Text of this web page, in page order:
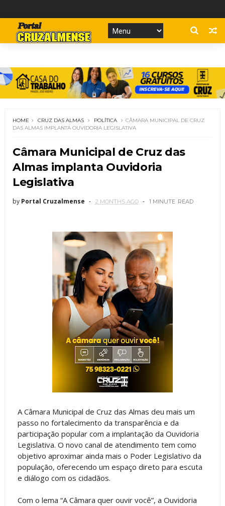
HOME CRUZ DAS ALMAS POLÍTICA
CÂMARA MUNICIPAL DE CRUZ
DAS ALMAS IMPLANTA OUVIDORIA LEGISLATIVA
Câmara Municipal de Cruz das
Almas implanta Ouvidoria
Legislativa
by Portal Cruzalmense 2 MONTHS AGO 1 MINUTE READ
A Câmara Municipal de Cruz das Almas deu mais um
passo no fortalecimento da transparência e da
participação popular com a implantação da Ouvidoria
Legislativa. O novo canal de atendimento tem como
objetivo aproximar ainda mais o Poder Legislativo da
população, oferecendo um espaço direto para escuta
e diálogo com os cidadãos.
Com o lema “A Câmara quer ouvir você”, a Ouvidoria